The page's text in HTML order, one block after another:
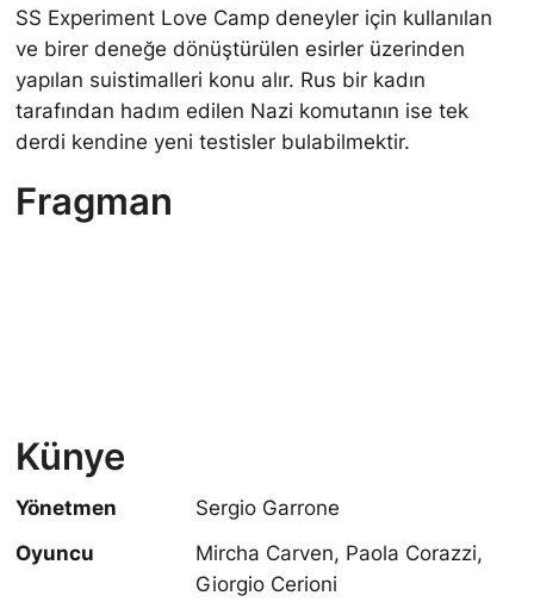
SS Experiment Love Camp deneyler için kullanılan
ve birer deneğe dönüştürülen esirler üzerinden
yapılan suistimalleri konu alır. Rus bir kadın
tarafından hadım edilen Nazi komutanın ise tek
derdi kendine yeni testisler bulabilmektir.
Fragman
Künye
Yönetmen
Sergio Garrone
Oyuncu
Mircha Carven, Paola Corazzi,
Giorgio Cerioni